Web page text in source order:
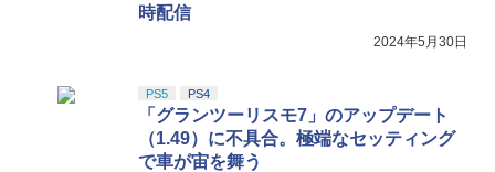
時配信
2024年5月30日
PS5 PS4
「グランツーリスモ7」のアップデート
（1.49）に不具合。極端なセッティング
で車が宙を舞う